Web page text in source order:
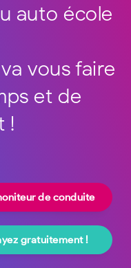
auto école
vous faire
et de
!
de conduite
gratuitement !